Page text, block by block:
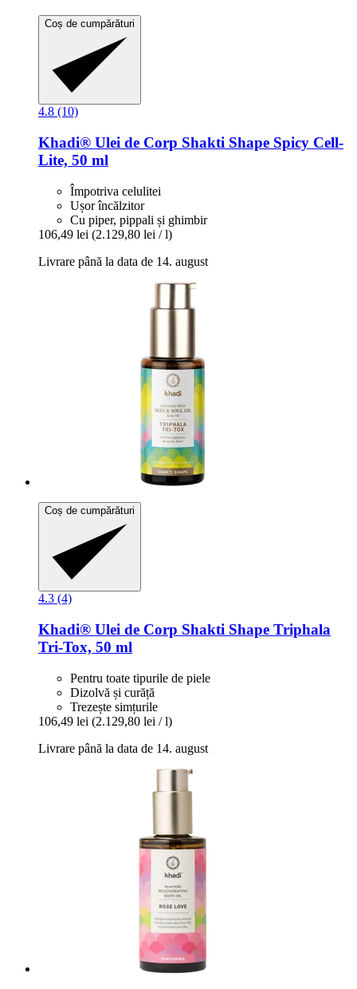
Coș de cumpărături
4.8 (10)
Khadi® Ulei de Corp Shakti Shape Spicy Cell-​
Lite, 50 ml
Împotriva celulitei
Ușor încălzitor
Cu piper, pippali și ghimbir
106,49 lei (2.129,80 lei / l)
Livrare până la data de 14. august
Coș de cumpărături
4.3 (4)
Khadi® Ulei de Corp Shakti Shape Triphala
Tri-​Tox, 50 ml
Pentru toate tipurile de piele
Dizolvă și curăță
Trezește simțurile
106,49 lei (2.129,80 lei / l)
Livrare până la data de 14. august